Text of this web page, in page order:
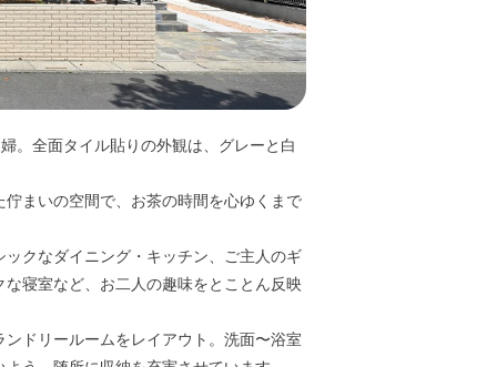
。全面タイル貼りの外観は、グレーと白
まいの空間で、お茶の時間を心ゆくまで
クなダイニング・キッチン、ご主人のギ
寝室など、お二人の趣味をとことん反映
ドリールームをレイアウト。洗面〜浴室